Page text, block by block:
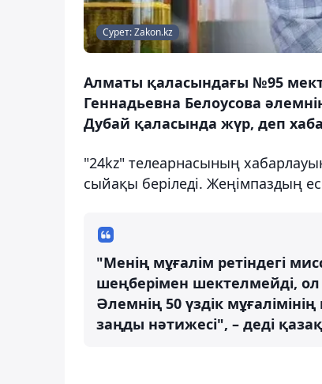
Сурет: Zakon.kz
Алматы қаласындағы №95
Геннадьевна Белоусова
Дубай қаласында жүр, деп
"24kz" телеарнасының
сыйақы беріледі. Жеңімпаздың
"Менің мұғалім ретіндегі
шеңберімен шектелмейді,
Әлемнің 50 үздік
заңды нәтижесі", – деді